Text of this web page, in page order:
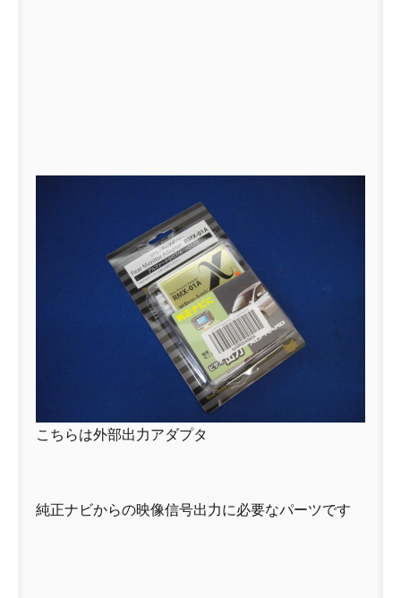
こちらは外部出力アダプタ
純正ナビからの映像信号出力に必要なパーツです